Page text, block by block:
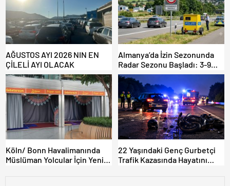
AĞUSTOS AYI 2026 NIN EN
ÇİLELİ AYI OLACAK
Almanya’da İzin Sezonunda
Radar Sezonu Başladı: 3-9
Ağustos’ta Radar Hız
Denetimi Yapılacak!
Köln/ Bonn Havalimanında
Müslüman Yolcular İçin Yeni
22 Yaşındaki Genç Gurbetçi
Trafik Kazasında Hayatını